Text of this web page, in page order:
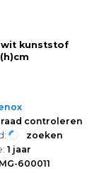
wit kunststof
controleren
zoeken
1 jaar
600011